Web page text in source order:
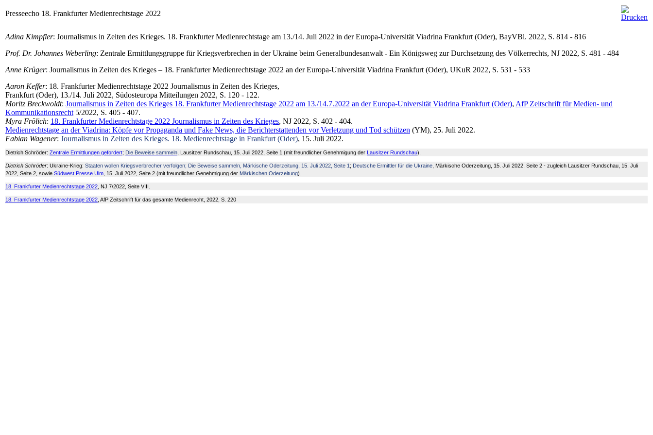
Presseecho 18. Frankfurter Medienrechtstage 2022
Adina Kimpfler: Journalismus in Zeiten des Krieges. 18. Frankfurter Medienrechtstage am 13./14. Juli 2022 in der Europa-Universität Viadrina Frankfurt (Oder), BayVBl. 2022, S. 814 - 816
Prof. Dr. Johannes Weberling: Zentrale Ermittlungsgruppe für Kriegsverbrechen in der Ukraine beim Generalbundesanwalt - Ein Königsweg zur Durchsetzung des Völkerrechts, NJ 2022, S. 481 - 484
Anne Krüger: Journalismus in Zeiten des Krieges – 18. Frankfurter Medienrechtstage 2022 an der Europa-Universität Viadrina Frankfurt (Oder), UKuR 2022, S. 531 - 533
Aaron Keffer: 18. Frankfurter Medienrechtstage 2022 Journalismus in Zeiten des Krieges,
Frankfurt (Oder), 13./14. Juli 2022, Südosteuropa Mitteilungen 2022, S. 120 - 122.
Moritz Breckwoldt: Journalismus in Zeiten des Krieges 18. Frankfurter Medienrechtstage 2022 am 13./14.7.2022 an der Europa-Universität Viadrina Frankfurt (Oder), AfP Zeitschrift für Medien- und
Kommunikationsrecht 5/2022, S. 405 - 407.
Myra Frölich: 18. Frankfurter Medienrechtstage 2022 Journalismus in Zeiten des Krieges, NJ 2022, S. 402 - 404.
Medienrechtstage an der Viadrina: Köpfe vor Propaganda und Fake News, die Berichterstattenden vor Verletzung und Tod schützen (YM), 25. Juli 2022.
Fabian Wagener: Journalismus in Zeiten des Krieges. 18. Medienrechtstage in Frankfurt (Oder), 15. Juli 2022.
Dietrich Schröder: Zentrale Ermittlungen gefordert; Die Beweise sammeln , Lausitzer Rundschau, 15. Juli 2022, Seite 1 (mit freundlicher Genehmigung der Lausitzer Rundschau).
Dietrich Schröder: Ukraine-Krieg: Staaten wollen Kriegsverbrecher verfolgen; Die Beweise sammeln, Märkische Oderzeitung, 15. Juli 2022, Seite 1 ; Deutsche Ermittler für die Ukraine , Märkische Oderzeitung, 15. Juli 2022, Seite 2 - zugleich Lausitzer Rundschau, 15. Juli
2022, Seite 2, sowie Südwest Presse Ulm , 15. Juli 2022, Seite 2 (mit freundlicher Genehmigung der Märkischen Oderzeitung).
18. Frankfurter Medienrechtstage 2022 , NJ 7/2022, Seite VIII.
18. Frankfurter Medienrechtstage 2022 , AfP Zeitschrift für das gesamte Medienrecht, 2022, S. 220